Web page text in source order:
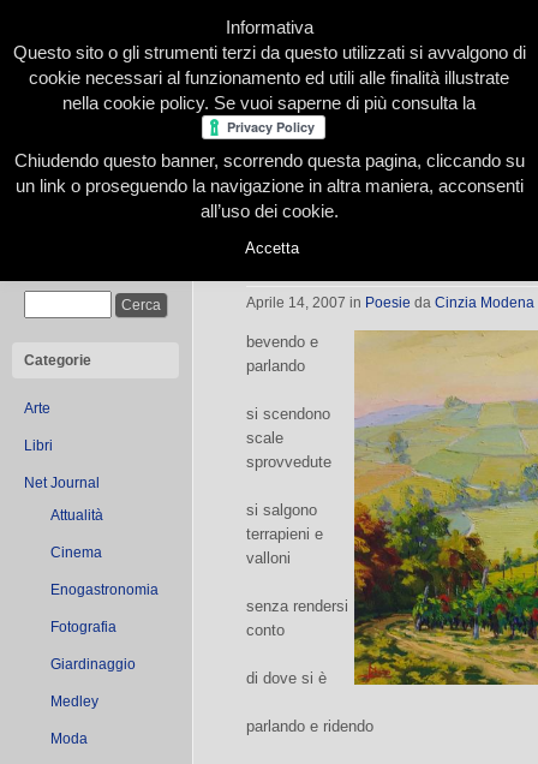
Home Presentazione Redazione Le nostre firme
Categorie
Arte
Libri
Net Journal
Attualità
Cinema
Enogastronomia
Fotografia
Giardinaggio
Medley
Moda
Gioventù
Aprile 14, 2007 in Poesie da Cinzia Modena
bevendo e
parlando
si scendono
scale
sprovvedute
si salgono
terrapieni e
valloni
senza rendersi
conto
di dove si è
parlando e ridendo
Informativa
Questo sito o gli strumenti terzi da questo utilizzati si avvalgono di
cookie necessari al funzionamento ed utili alle finalità illustrate
nella cookie policy. Se vuoi saperne di più consulta la
Chiudendo questo banner, scorrendo questa pagina, cliccando su
un link o proseguendo la navigazione in altra maniera, acconsenti
all’uso dei cookie.
Accetta